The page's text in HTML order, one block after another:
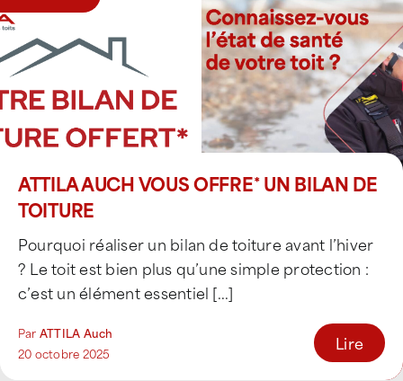
ATTILA AUCH VOUS OFFRE* UN BILAN DE
TOITURE
Pourquoi réaliser un bilan de toiture avant l’hiver
? Le toit est bien plus qu’une simple protection :
c’est un élément essentiel [...]
Par ATTILA Auch
20 octobre 2025
Lire